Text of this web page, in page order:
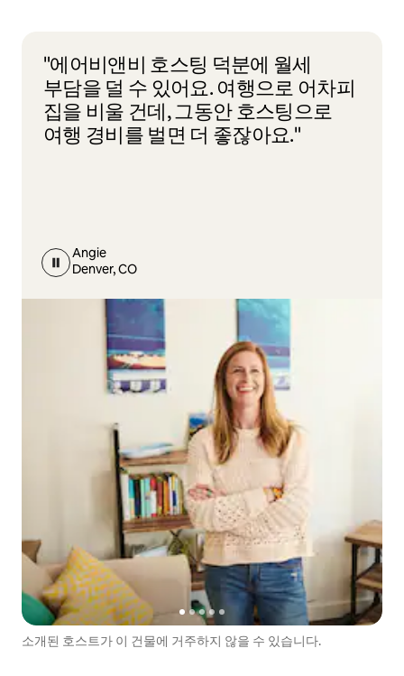
"에어비앤비 호스팅 덕분에 월세
부담을 덜 수 있어요. 여행으로 어차피
집을 비울 건데, 그동안 호스팅으로
여행 경비를 벌면 더 좋잖아요."
Angie
Denver, CO
소개된 호스트가 이 건물에 거주하지 않을 수 있습니다.